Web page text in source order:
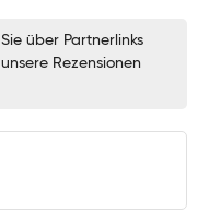
über Partnerlinks
Rezensionen